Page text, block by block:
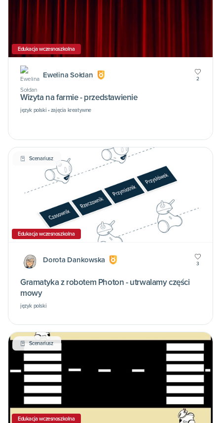
Edukacja wczesnoszkolna
Ewelina Sołdan 2
Wizyta na farmie - przedstawienie
język polski • zajęcia kreatywne
Scenariusz
Edukacja wczesnoszkolna
Dorota Dankowska 3
Gramatyka z robotem Photon - utrwalamy części
mowy
język polski
Scenariusz
Edukacja wczesnoszkolna